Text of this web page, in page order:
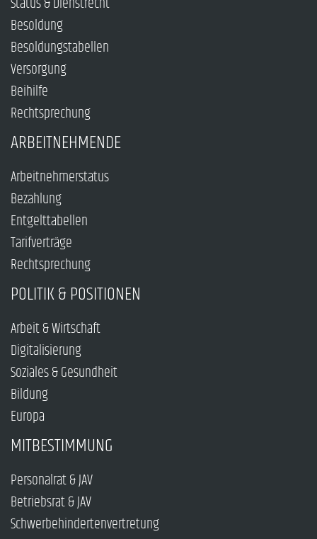
Besoldung
Besoldungstabellen
Versorgung
Beihilfe
Rechtsprechung
ARBEITNEHMENDE
Arbeitnehmerstatus
Bezahlung
Entgelttabellen
Tarifverträge
Rechtsprechung
POLITIK & POSITIONEN
Arbeit & Wirtschaft
Digitalisierung
Soziales & Gesundheit
Bildung
Europa
MITBESTIMMUNG
Personalrat & JAV
Betriebsrat & JAV
Schwerbehindertenvertretung